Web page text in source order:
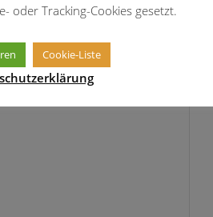
oder Tracking-Cookies gesetzt.
Cookie-Liste